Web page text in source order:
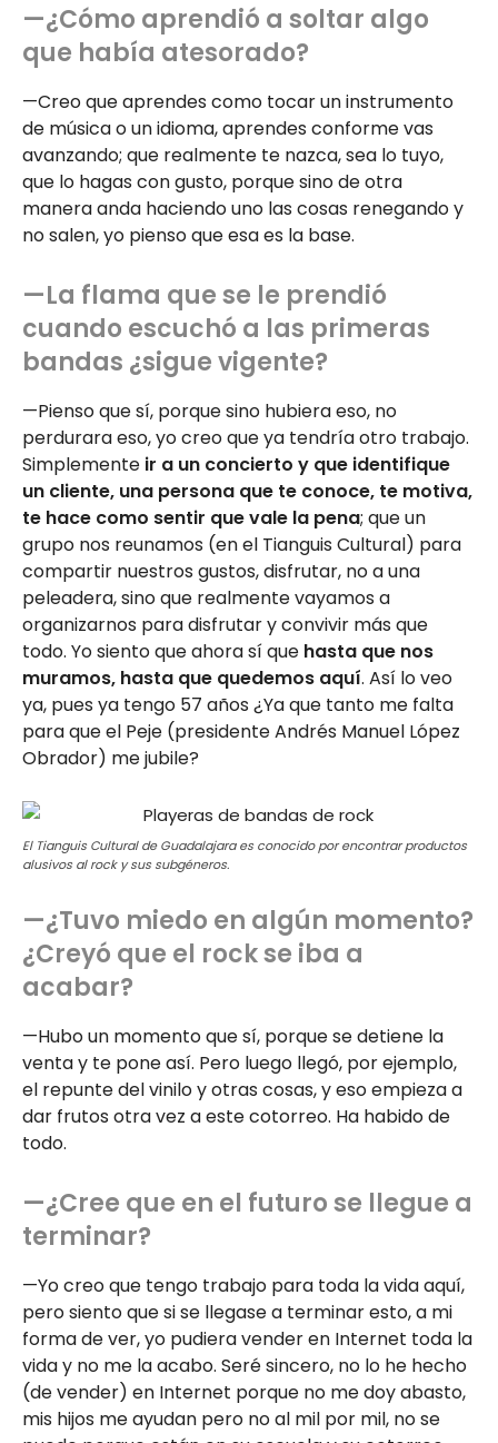
—¿Cómo aprendió a soltar algo
que había atesorado?
—Creo que aprendes como tocar un instrumento
de música o un idioma, aprendes conforme vas
avanzando; que realmente te nazca, sea lo tuyo,
que lo hagas con gusto, porque sino de otra
manera anda haciendo uno las cosas renegando y
no salen, yo pienso que esa es la base.
—La flama que se le prendió
cuando escuchó a las primeras
bandas ¿sigue vigente?
—Pienso que sí, porque sino hubiera eso, no
perdurara eso, yo creo que ya tendría otro trabajo.
Simplemente ir a un concierto y que identifique
un cliente, una persona que te conoce, te motiva,
te hace como sentir que vale la pena; que un
grupo nos reunamos (en el Tianguis Cultural) para
compartir nuestros gustos, disfrutar, no a una
peleadera, sino que realmente vayamos a
organizarnos para disfrutar y convivir más que
todo. Yo siento que ahora sí que hasta que nos
muramos, hasta que quedemos aquí. Así lo veo
ya, pues ya tengo 57 años ¿Ya que tanto me falta
para que el Peje (presidente Andrés Manuel López
Obrador) me jubile?
El Tianguis Cultural de Guadalajara es conocido por encontrar productos
alusivos al rock y sus subgéneros.
—¿Tuvo miedo en algún momento?
¿Creyó que el rock se iba a
acabar?
—Hubo un momento que sí, porque se detiene la
venta y te pone así. Pero luego llegó, por ejemplo,
el repunte del vinilo y otras cosas, y eso empieza a
dar frutos otra vez a este cotorreo. Ha habido de
todo.
—¿Cree que en el futuro se llegue a
terminar?
—Yo creo que tengo trabajo para toda la vida aquí,
pero siento que si se llegase a terminar esto, a mi
forma de ver, yo pudiera vender en Internet toda la
vida y no me la acabo. Seré sincero, no lo he hecho
(de vender) en Internet porque no me doy abasto,
mis hijos me ayudan pero no al mil por mil, no se